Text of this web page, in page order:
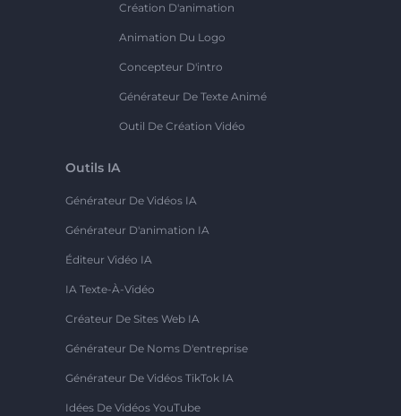
Création D'animation
Animation Du Logo
Concepteur D'intro
Générateur De Texte Animé
Outil De Création Vidéo
Outils IA
Générateur De Vidéos IA
Générateur D'animation IA
Éditeur Vidéo IA
IA Texte-À-Vidéo
Créateur De Sites Web IA
Générateur De Noms D'entreprise
Générateur De Vidéos TikTok IA
Idées De Vidéos YouTube